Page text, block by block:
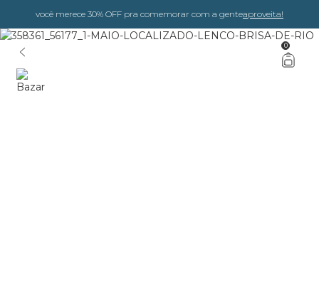
você merece 30% OFF pra comemorar com a genteaproveita!
0